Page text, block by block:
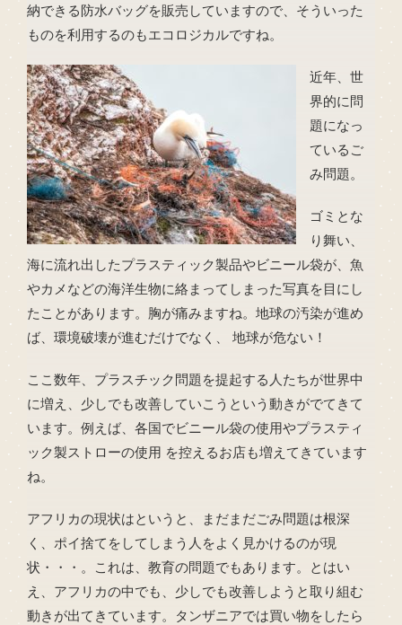
納できる防水バッグを販売していますので、そういった
ものを利用するのもエコロジカルですね。
近年、世
界的に問
題になっ
ているご
み問題。
ゴミとな
り舞い、
海に流れ出したプラスティック製品やビニール袋が、魚
やカメなどの海洋生物に絡まってしまった写真を目にし
たことがあります。胸が痛みますね。地球の汚染が進め
ば、環境破壊が進むだけでなく、 地球が危ない！
ここ数年、プラスチック問題を提起する人たちが世界中
に増え、少しでも改善していこうという動きがでてきて
います。例えば、各国でビニール袋の使用やプラスティ
ック製ストローの使用 を控えるお店も増えてきています
ね。
アフリカの現状はというと、まだまだごみ問題は根深
く、ポイ捨てをしてしまう人をよく見かけるのが現
状・・・。これは、教育の問題でもあります。とはい
え、アフリカの中でも、少しでも改善しようと取り組む
動きが出てきています。タンザニアでは買い物をしたら